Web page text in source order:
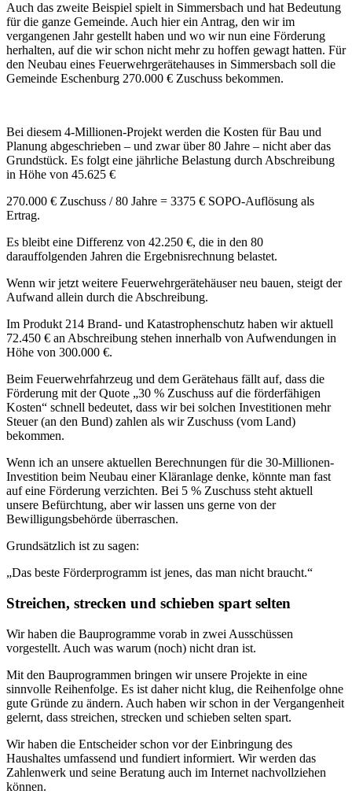
Auch das zweite Beispiel spielt in Simmersbach und hat Bedeutung
für die ganze Gemeinde. Auch hier ein Antrag, den wir im
vergangenen Jahr gestellt haben und wo wir nun eine Förderung
herhalten, auf die wir schon nicht mehr zu hoffen gewagt hatten. Für
den Neubau eines Feuerwehrgerätehauses in Simmersbach soll die
Gemeinde Eschenburg 270.000 € Zuschuss bekommen.
Bei diesem 4-Millionen-Projekt werden die Kosten für Bau und
Planung abgeschrieben – und zwar über 80 Jahre – nicht aber das
Grundstück. Es folgt eine jährliche Belastung durch Abschreibung
in Höhe von 45.625 €
270.000 € Zuschuss / 80 Jahre = 3375 € SOPO-Auflösung als
Ertrag.
Es bleibt eine Differenz von 42.250 €, die in den 80
darauffolgenden Jahren die Ergebnisrechnung belastet.
Wenn wir jetzt weitere Feuerwehrgerätehäuser neu bauen, steigt der
Aufwand allein durch die Abschreibung.
Im Produkt 214 Brand- und Katastrophenschutz haben wir aktuell
72.450 € an Abschreibung stehen innerhalb von Aufwendungen in
Höhe von 300.000 €.
Beim Feuerwehrfahrzeug und dem Gerätehaus fällt auf, dass die
Förderung mit der Quote „30 % Zuschuss auf die förderfähigen
Kosten“ schnell bedeutet, dass wir bei solchen Investitionen mehr
Steuer (an den Bund) zahlen als wir Zuschuss (vom Land)
bekommen.
Wenn ich an unsere aktuellen Berechnungen für die 30-Millionen-
Investition beim Neubau einer Kläranlage denke, könnte man fast
auf eine Förderung verzichten. Bei 5 % Zuschuss steht aktuell
unsere Befürchtung, aber wir lassen uns gerne von der
Bewilligungsbehörde überraschen.
Grundsätzlich ist zu sagen:
„Das beste Förderprogramm ist jenes, das man nicht braucht.“
Streichen, strecken und schieben spart selten
Wir haben die Bauprogramme vorab in zwei Ausschüssen
vorgestellt. Auch was warum (noch) nicht dran ist.
Mit den Bauprogrammen bringen wir unsere Projekte in eine
sinnvolle Reihenfolge. Es ist daher nicht klug, die Reihenfolge ohne
gute Gründe zu ändern. Auch haben wir schon in der Vergangenheit
gelernt, dass streichen, strecken und schieben selten spart.
Wir haben die Entscheider schon vor der Einbringung des
Haushaltes umfassend und fundiert informiert. Wir werden das
Zahlenwerk und seine Beratung auch im Internet nachvollziehen
können.